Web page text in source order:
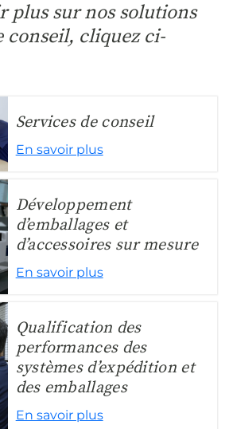
plus sur nos solutions
conseil, cliquez ci-
Services de conseil
En savoir plus
Développement
d’emballages et
d’accessoires sur mesure
En savoir plus
Qualification des
performances des
systèmes d’expédition et
des emballages
En savoir plus